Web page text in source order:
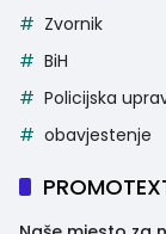
Zvornik
BiH
Policijska
obavjestenje